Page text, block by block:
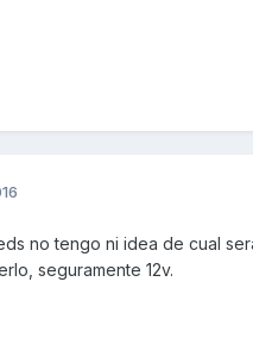
no tengo ni idea de cual
seguramente 12v.